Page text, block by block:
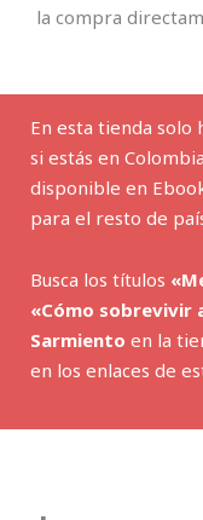
la compra
En esta tienda
si estás en
disponible en
para el resto de
Busca los títulos
«Cómo sobrevivir
Sarmiento en la
en los enlaces de